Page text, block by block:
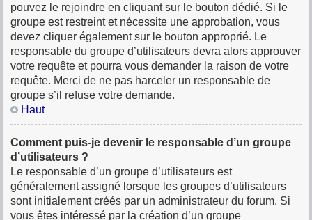
pouvez le rejoindre en cliquant sur le bouton dédié. Si le
groupe est restreint et nécessite une approbation, vous
devez cliquer également sur le bouton approprié. Le
responsable du groupe d’utilisateurs devra alors approuver
votre requête et pourra vous demander la raison de votre
requête. Merci de ne pas harceler un responsable de
groupe s’il refuse votre demande.
Haut
Comment puis-je devenir le responsable d’un groupe
d’utilisateurs ?
Le responsable d’un groupe d’utilisateurs est
généralement assigné lorsque les groupes d’utilisateurs
sont initialement créés par un administrateur du forum. Si
vous êtes intéressé par la création d’un groupe